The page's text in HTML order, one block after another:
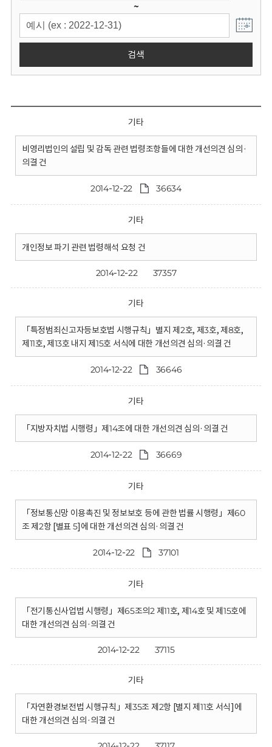
~
검색
기타
비영리법인의 설립 및 감독 관련 법령조항들에 대한 개선의견 심의·
의결 건
2014-12-22 36634
기타
개인정보 파기 관련 법령해석 요청 건
2014-12-22 37357
기타
「특정범죄신고자등보호법 시행규칙」별지 제2호, 제3호, 제8호,
제11호, 제13호 내지 제15호 서식에 대한 개선의견 심의·의결 건
2014-12-22 36646
기타
「지방자치법 시행령」제14조에 대한 개선의견 심의·의결 건
2014-12-22 36669
기타
「정보통신망 이용촉진 및 정보보호 등에 관한 법률 시행령」제60
조 제2항 [별표 5]에 대한 개선의견 심의·의결 건
2014-12-22 37101
기타
「전기통신사업법 시행령」제65조의2 제11호, 제14호 및 제15호에
대한 개선의견 심의·의결 건
2014-12-22 37115
기타
「자연환경보전법 시행규칙」제35조 제2항 [별지 제11호 서식]에
대한 개선의견 심의·의결 건